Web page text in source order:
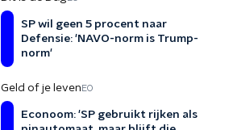
SP wil geen 5 procent naar
Defensie: 'NAVO-norm is Trump-
norm'
Geld of je leven EO
Econoom: 'SP gebruikt rijken als